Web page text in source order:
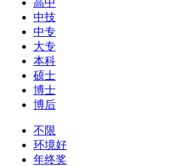
高中
中技
中专
大专
本科
硕士
博士
博后
不限
环境好
年终奖